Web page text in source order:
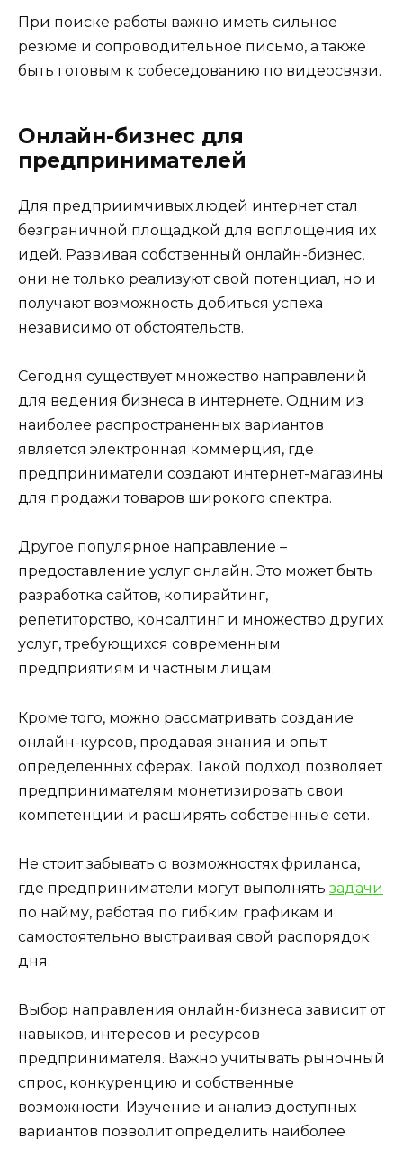
При поиске работы важно иметь сильное
резюме и сопроводительное письмо, а также
быть готовым к собеседованию по видеосвязи.
Онлайн-бизнес для
предпринимателей
Для предприимчивых людей интернет стал
безграничной площадкой для воплощения их
идей. Развивая собственный онлайн-бизнес,
они не только реализуют свой потенциал, но и
получают возможность добиться успеха
независимо от обстоятельств.
Сегодня существует множество направлений
для ведения бизнеса в интернете. Одним из
наиболее распространенных вариантов
является электронная коммерция, где
предприниматели создают интернет-магазины
для продажи товаров широкого спектра.
Другое популярное направление –
предоставление услуг онлайн. Это может быть
разработка сайтов, копирайтинг,
репетиторство, консалтинг и множество других
услуг, требующихся современным
предприятиям и частным лицам.
Кроме того, можно рассматривать создание
онлайн-курсов, продавая знания и опыт
определенных сферах. Такой подход позволяет
предпринимателям монетизировать свои
компетенции и расширять собственные сети.
Не стоит забывать о возможностях фриланса,
где предприниматели могут выполнять задачи
по найму, работая по гибким графикам и
самостоятельно выстраивая свой распорядок
дня.
Выбор направления онлайн-бизнеса зависит от
навыков, интересов и ресурсов
предпринимателя. Важно учитывать рыночный
спрос, конкуренцию и собственные
возможности. Изучение и анализ доступных
вариантов позволит определить наиболее